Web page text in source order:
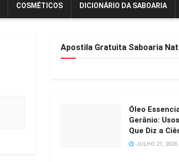
COSMÉTICOS DICIONÁRIO DA SABOARIA
Apostila Gratuita Saboaria
Óleo
Gerânio:
Que Diz a
JULHO 21, 2026